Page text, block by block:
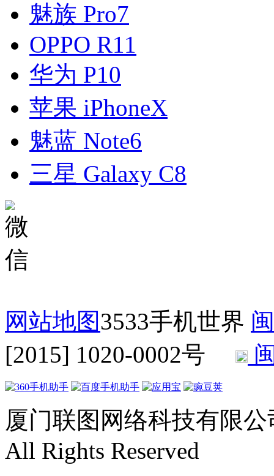
魅族 Pro7
OPPO R11
华为 P10
苹果 iPhoneX
魅蓝 Note6
三星 Galaxy C8
网站地图3533手机世界
[2015] 1020-0002号
厦门联图网络科技有限公
All Rights Reserved